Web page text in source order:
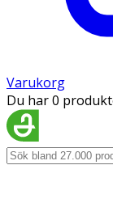
Varukorg
Du har 0